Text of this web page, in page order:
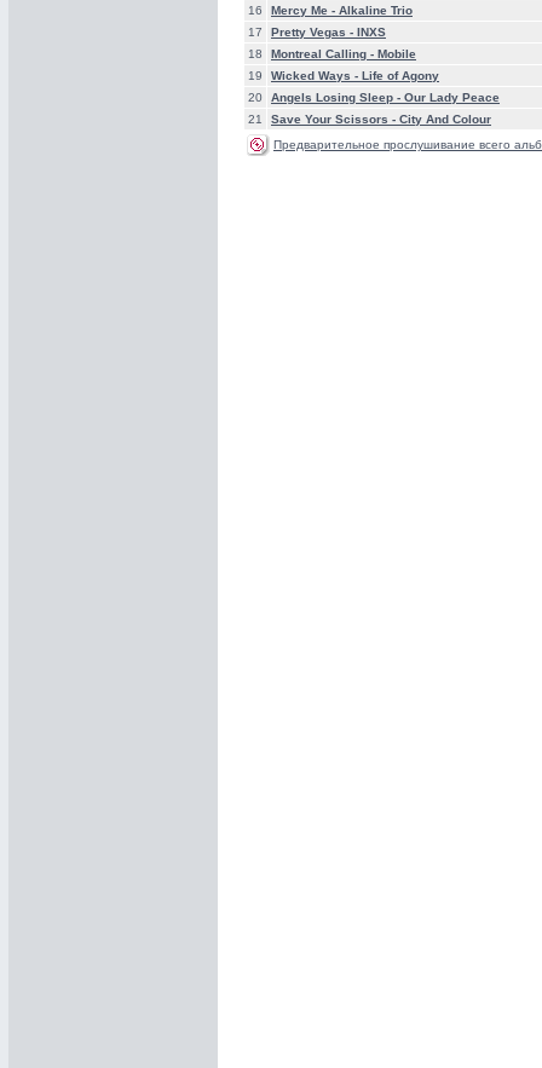
16
Mercy Me - Alkaline Trio
17
Pretty Vegas - INXS
18
Montreal Calling - Mobile
19
Wicked Ways - Life of Agony
20
Angels Losing Sleep - Our Lady Peace
21
Save Your Scissors - City And Colour
Предварительное прослушивание всего